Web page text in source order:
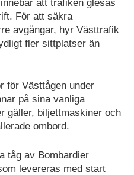
att trafiken glesas
För att säkra
avgångar, hyr Västtrafik
fler sittplatser än
för Västtågen under
på sina vanliga
gäller, biljettmaskiner och
ombord.
tåg av Bombardier
levereras med start